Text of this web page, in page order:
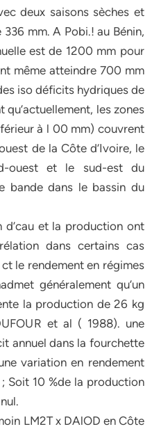
deux saisons sèches et
mm. A Pobi.! au Bénin,
est de 1200 mm pour
même atteindre 700 mm
iso déficits hydriques de
qu’actuellement, les zones
à l 00 mm) couvrent
de la Côte d’Ivoire, le
ouest et le sud-est du
bande dans le bassin du
d’cau et la production ont
dans certains cas
le rendement en régimes
généralement qu’un
la production de 26 kg
et al ( 1988). une
annuel dans la fourchette
variation en rendement
; Soit 10 %de la production
LM2T x DAlOD en Côte